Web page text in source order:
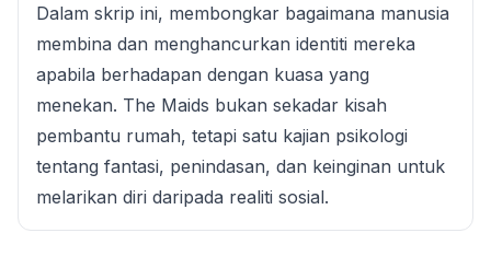
Dalam skrip ini, membongkar bagaimana manusia
membina dan menghancurkan identiti mereka
apabila berhadapan dengan kuasa yang
menekan. The Maids bukan sekadar kisah
pembantu rumah, tetapi satu kajian psikologi
tentang fantasi, penindasan, dan keinginan untuk
melarikan diri daripada realiti sosial.